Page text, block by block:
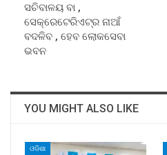
ସଚିବାଳୟ ବା ,
ସେକ୍ରେଟେରିଏଟ୍‌ର ନାଆଁ
ବଦଳିବ , ହେବ ଲୋକସେବା
ଭବନ
YOU MIGHT ALSO LIKE
ଓଡିଶା